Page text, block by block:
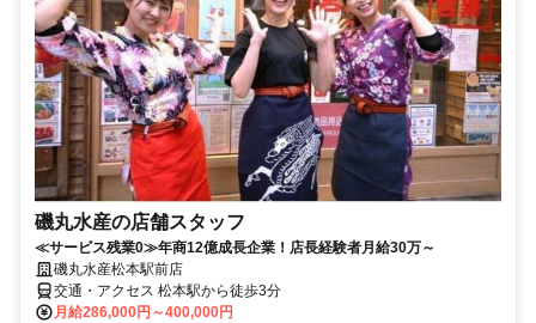
磯丸水産の店舗スタッフ
≪サービス残業0≫年商12億成長企業！店長経験者月給30万～
磯丸水産松本駅前店
交通・アクセス 松本駅から徒歩3分
月給286,000円～400,000円